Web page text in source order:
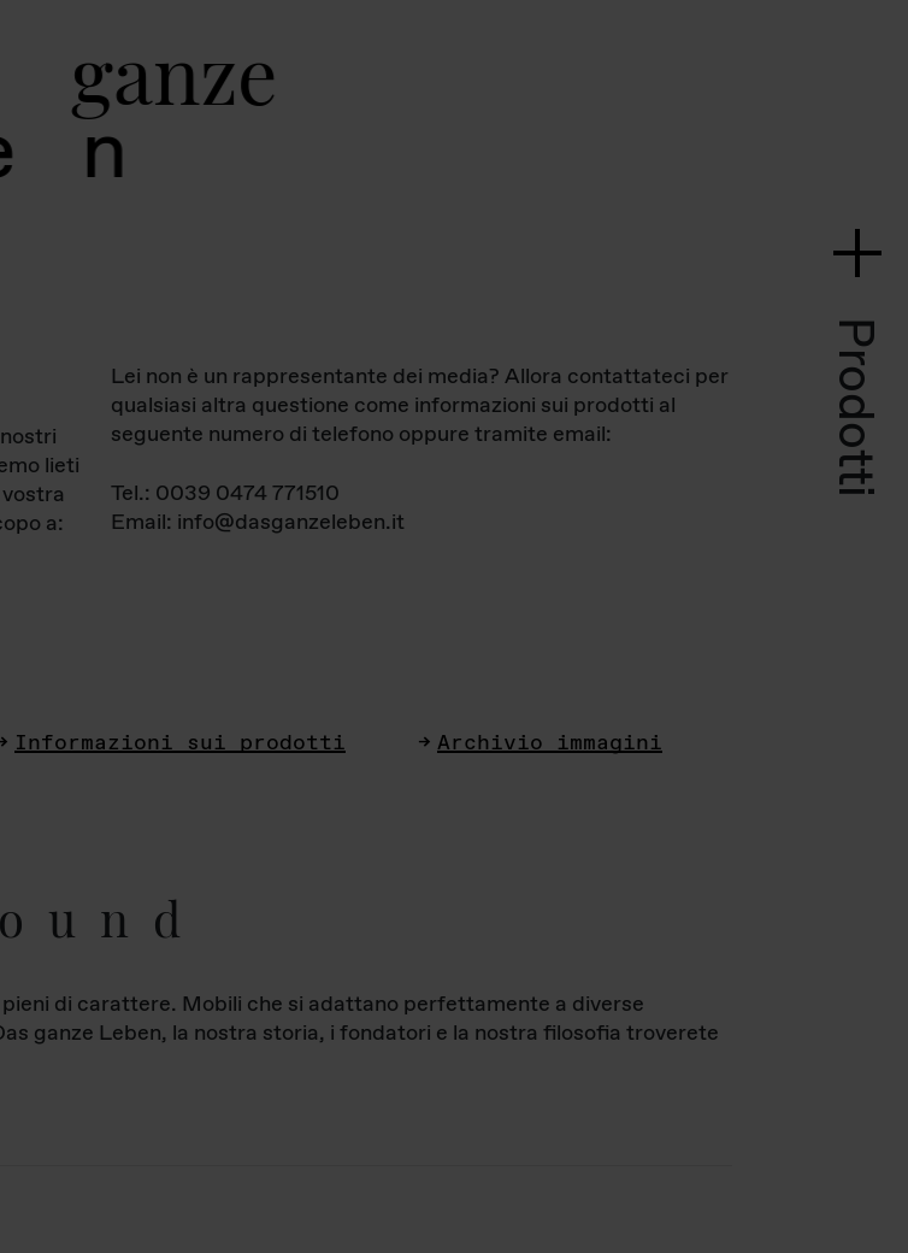
ganz
e
Prodotti
lieti
a:
Lei non è un rappresentante dei media? Allora contattateci per
qualsiasi altra questione come informazioni sui prodotti al
seguente numero di telefono oppure tramite email:
Tel.: 0039 0474 771510
Email: info@dasganzeleben.it
Informazioni sui prodotti Archivio immagini
di carattere. Mobili che si adattano perfettamente a diverse
ganze Leben, la nostra storia, i fondatori e la nostra filosofia troverete